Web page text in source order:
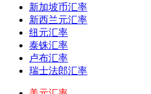
新加坡币汇率
新西兰元汇率
纽元汇率
泰铢汇率
卢布汇率
瑞士法郎汇率